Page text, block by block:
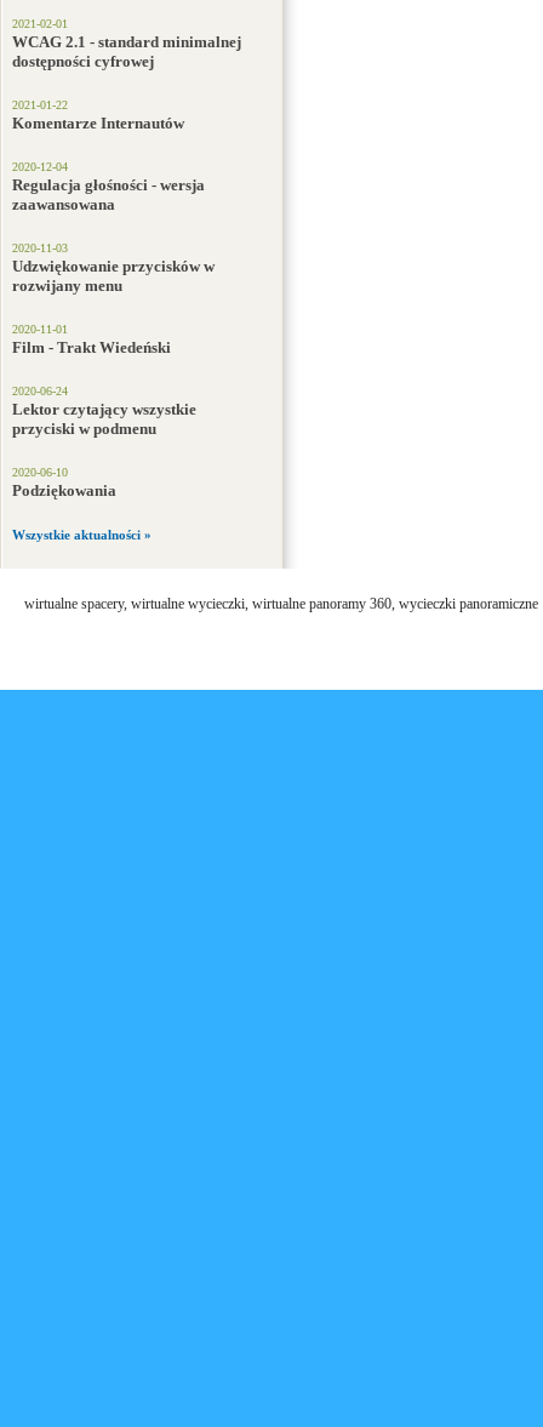
2021-02-01
WCAG 2.1 - standard minimalnej
dostępności cyfrowej
2021-01-22
Komentarze Internautów
2020-12-04
Regulacja głośności - wersja
zaawansowana
2020-11-03
Udzwiękowanie przycisków w
rozwijany menu
2020-11-01
Film - Trakt Wiedeński
2020-06-24
Lektor czytający wszystkie
przyciski w podmenu
2020-06-10
Podziękowania
Wszystkie aktualności »
wirtualne spacery, wirtualne wycieczki, wirtualne panoramy 360, wycieczki panoramiczne